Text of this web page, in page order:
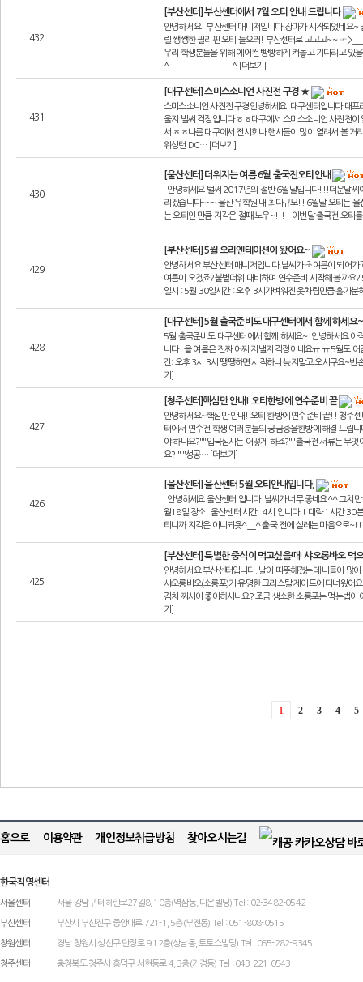
432
[부산센터] 부산센터에서 7월 오티 안내 드립니다
안녕하세요! 부산센터 매니저입니다.장마가 시작되었네요~
릴 쨍쨍한 필리핀 오티 들으러! 부산센터로 고고고~~ ☞
우리 학생분들을 위해 에어컨 빵빵하게 켜놓고 기다리고 있
^_______________^ [더보기]
431
[대구센터] 스미스소니언 사진전 구경 ★
스미스소니언 사진전 구경안녕하세요. 대구센터입니다.대
울지 벌써 걱정입니다 ㅎㅎ대구에서 스미스소니언 사진전
서 ㅎㅎ나름 대구에서 전시회나 행사들이 많이 열려서 볼
워싱턴 DC… [더보기]
430
[울산센터] 더워지는 여름 6월 출국전오티안내
안녕하세요 벌써 2017년의 절반 6월달입니다!!!더운날씨
리겠습니다~~~ 울산 유학원 내 최다규모!! 6월달 오티는
는 오티인 만큼 지각은 절때 노우~!!! 이번달 출국전 오티
429
[부산센터] 5월 오리엔테이션이 왔어요~
안녕하세요 부산센터 매니저입니다.날씨가 초여름이 되어
여름이 오겠죠?불볕더위 대비하며 연수준비 시작해 볼까
일시 : 5월 30일시간 : 오후 3시가벼워진 옷차림만큼 홀가
428
[대구센터] 5월 출국준비도 대구센터에서 함께 하세요
5월 출국준비도 대구센터에서 함께 하세요~ 안녕하세요.아
니다. 올 여름은 진짜 어찌 지낼지 걱정이네요ㅠ.ㅠ 5월도
간: 오후 3시 3시 땡땡하면 시작하니 늦지말고 오시구요~
기]
427
[청주센터]핵심만 안내! 오티한방에 연수준비 끝
안녕하세요~핵심만 안내! 오티 한방에 연수준비 끝!! 청주
터에서 연수전 학생 여러분들의 궁금증을한방에 해결 드립
야 하나요?""입국심사는 어떻게 하죠?""출국전 서류는 무
요? " "성공… [더보기]
426
[울산센터] 울산센터 5월 오티안내입니다.
안녕하세요 울산센터 입니다. 날씨가 너무 좋네요^^ 그치
월18일 장소 : 울산센터 시간 : 4시 입니다!! 대략 1시간 30
티니까 지각은 아니되욧^__^ 출국 전에 설레는 마음으로
425
[부산센터] 특별한 중식이 먹고싶을때! 샤오롱바오 먹
안녕하세요 부산센터입니다. 날이 따뜻해졌는데 나들이 많
샤오롱바오(소룡포)가 유명한 크리스탈 제이드에 다녀왔어
김치 짜사이 좋아하시나요? 조금 생소한 소룡포는 먹는법
기]
1 2 3 4 5
홈으로 이용약관 개인정보취급방침 찾아오시는길
한국직영센터
서울센터 서울 강남구 테헤란로27길8, 10층(역삼동, 다온빌딩) Tel : 02-3482-0542
부산센터 부산시 부산진구 중앙대로 721-1, 5층(부전동) Tel : 051-808-0515
창원센터 경남 창원시 성산구 단정로 9,12층(상남동, 토토스빌딩) Tel : 055-282-9345
청주센터 충청북도 청주시 흥덕구 서현동로 4, 3층(가경동) Tel : 043-221-0543